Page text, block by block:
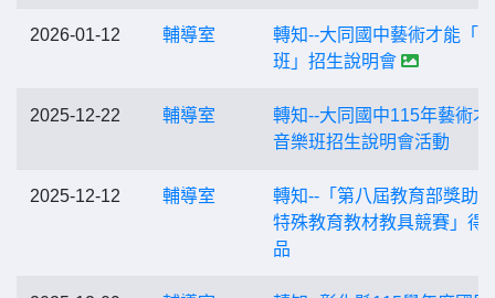
2026-01-12 輔導室
轉知--大同國中藝術才能「
班」招生說明會
2025-12-22 輔導室
轉知--大同國中115年藝術才
音樂班招生說明會活動
2025-12-12 輔導室
轉知--「第八屆教育部獎助
特殊教育教材教具競賽」得
品